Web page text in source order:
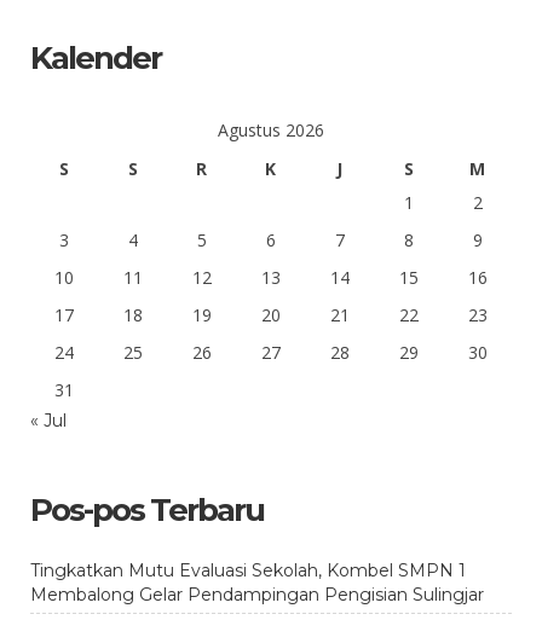
Kalender
Agustus 2026
S
S R K J S
M
1
2
3
4 5 6 7 8
9
10
11 12 13 14 15
16
17
18 19 20 21 22
23
24
25 26 27 28 29
30
31
« Jul
Pos-pos Terbaru
Tingkatkan Mutu Evaluasi Sekolah, Kombel SMPN 1
Membalong Gelar Pendampingan Pengisian Sulingjar